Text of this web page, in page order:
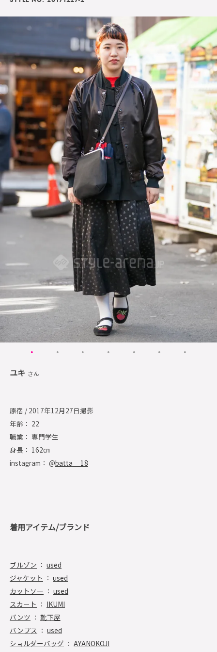
ユキ さん
原宿 / 2017年12月27日撮影
年齢： 22
職業： 専門学生
身長： 162㎝
instagram： @batta__18
着用アイテム/ブランド
ブルゾン ： used
ジャケット ： used
カットソー ： used
スカート ： IKUMI
パンツ ： 靴下屋
パンプス ： used
ショルダーバッグ ： AYANOKOJI